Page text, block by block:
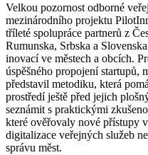
Velkou pozornost odborné
mezinárodního projektu
tříleté spolupráce partnerů z
Rumunska, Srbska a
inovací ve městech a obcích.
úspěšného propojení startupů,
představil metodiku, která
prostředí ještě před jejich
seznámit s praktickými
které ověřovaly nové přístupy
digitalizace veřejných služeb
správu měst.